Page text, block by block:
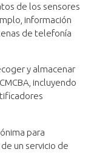
de los sensores
información
de telefonía
y almacenar
incluyendo
para
un servicio de